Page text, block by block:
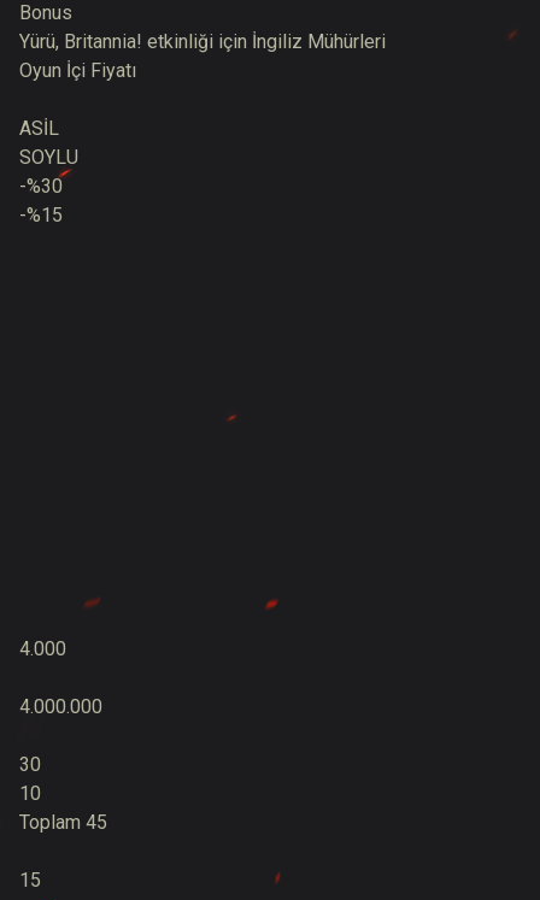
Bonus
Yürü, Britannia! etkinliği için İngiliz Mühürleri
Oyun İçi Fiyatı
ASİL
SOYLU
-%30
-%15
4.000
4.000.000
30
10
Toplam 45
15